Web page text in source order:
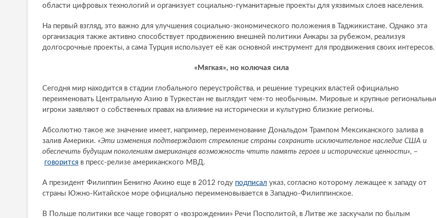
области цифровых технологий и организует социально-гуманитарные проекты для уязвимых слоев населения.
На первый взгляд, это важно для улучшения социально-экономического положения в Таджикистане. Однако эта
организация также активно способствует продвижению внешней политики Анкары за рубежом, реализуя
долгосрочные проекты, а сама Турция использует её как основной инструмент для продвижения своих интересов.
«Мягкая», но колючая сила
Сегодня мир находится в стадии глобального переустройства, и решение турецких властей официально
переименовать Центральную Азию в Туркестан не выглядит чем-то необычным. Мировые и крупные
игроки заявляют о собственных правах на влияние на исторически и культурно близкие регионы.
Абсолютно такое же значение имеет, например, переименование Дональдом Трампом Мексиканского залива в
залив Америки. «Эти изменения подтверждают стремление страны сохранить исключительное наследие США и
обеспечить будущим поколениям американцев возможность чтить память героев и исторические ценности», –
говорится в пресс-релизе американского МВД.
А президент Филиппин Бенигно Акино еще в 2012 году подписал указ, согласно которому лежащее к западу от
страны Южно‑Китайское море официально переименовывается в Западно‑Филиппинское.
В Польше политики все чаще говорят о «возрождении» Речи Посполитой, в Литве же заскучали по былым